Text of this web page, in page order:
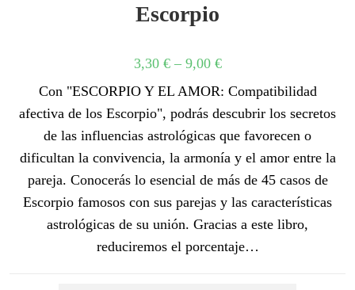
Escorpio
3,30 €– 9,00 €
Con "ESCORPIO Y EL AMOR: Compatibilidad
afectiva de los Escorpio", podrás descubrir los secretos
de las influencias astrológicas que favorecen o
dificultan la convivencia, la armonía y el amor entre la
pareja. Conocerás lo esencial de más de 45 casos de
Escorpio famosos con sus parejas y las características
astrológicas de su unión. Gracias a este libro,
reduciremos el porcentaje…